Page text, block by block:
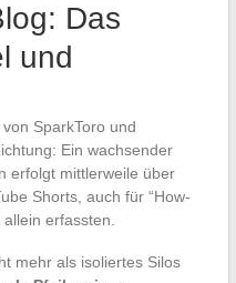
Das
und
SparkToro und
Ein wachsender
erfolgt mittlerweile über
Shorts, auch für “How-
erfassten.
mehr als isoliertes Silos